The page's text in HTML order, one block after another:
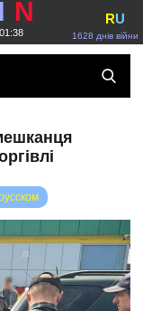
N
1628 днів війни
RU